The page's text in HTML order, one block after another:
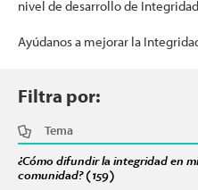
nivel de desarrollo de
Ayúdanos a mejorar la
Filtra por:
Tema
¿Cómo difundir la integridad en mi
comunidad? (159) Apply